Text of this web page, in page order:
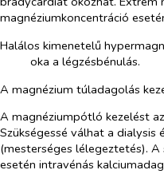
magnéziumkoncentráció
Halálos kimenetelű
oka a légzésbénulás.
A magnézium túladagolás
A magnéziumpótló kezelést
Szükségessé válhat a
(mesterséges lélegeztetés).
esetén intravénás